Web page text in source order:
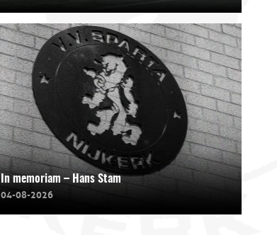
In memoriam – Hans Stam
04-08-2026